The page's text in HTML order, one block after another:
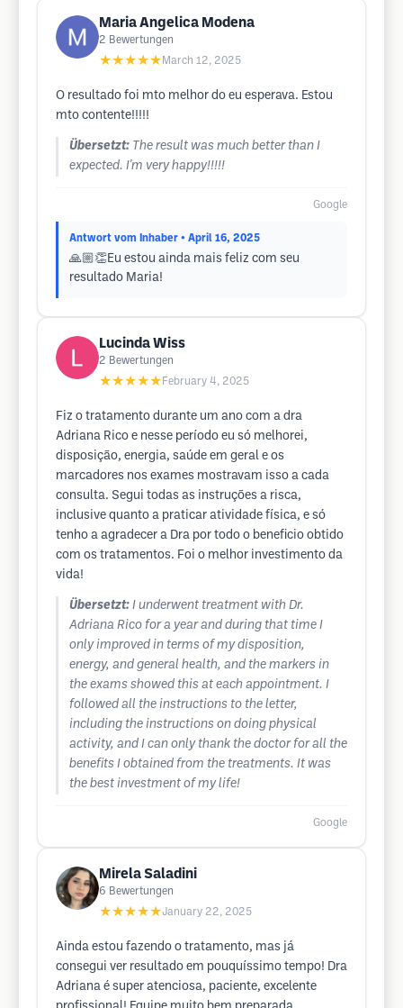
Maria Angelica Modena
2 Bewertungen
★★★★★ March 12, 2025
O resultado foi mto melhor do eu esperava. Estou
mto contente!!!!!
Übersetzt: The result was much better than I
expected. I'm very happy!!!!!
Google
Antwort vom Inhaber • April 16, 2025
🙏🏼👏Eu estou ainda mais feliz com seu
resultado Maria!
Lucinda Wiss
2 Bewertungen
★★★★★ February 4, 2025
Fiz o tratamento durante um ano com a dra
Adriana Rico e nesse período eu só melhorei,
disposição, energia, saúde em geral e os
marcadores nos exames mostravam isso a cada
consulta. Segui todas as instruções a risca,
inclusive quanto a praticar atividade física, e só
tenho a agradecer a Dra por todo o beneficio obtido
com os tratamentos. Foi o melhor investimento da
vida!
Übersetzt: I underwent treatment with Dr.
Adriana Rico for a year and during that time I
only improved in terms of my disposition,
energy, and general health, and the markers in
the exams showed this at each appointment. I
followed all the instructions to the letter,
including the instructions on doing physical
activity, and I can only thank the doctor for all the
benefits I obtained from the treatments. It was
the best investment of my life!
Google
Mirela Saladini
6 Bewertungen
★★★★★January 22, 2025
Ainda estou fazendo o tratamento, mas já
consegui ver resultado em pouquíssimo tempo! Dra
Adriana é super atenciosa, paciente, excelente